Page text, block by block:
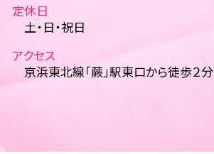
定休日
土・日・祝日
アクセス
京浜東北線「蕨」駅東口から徒歩２分